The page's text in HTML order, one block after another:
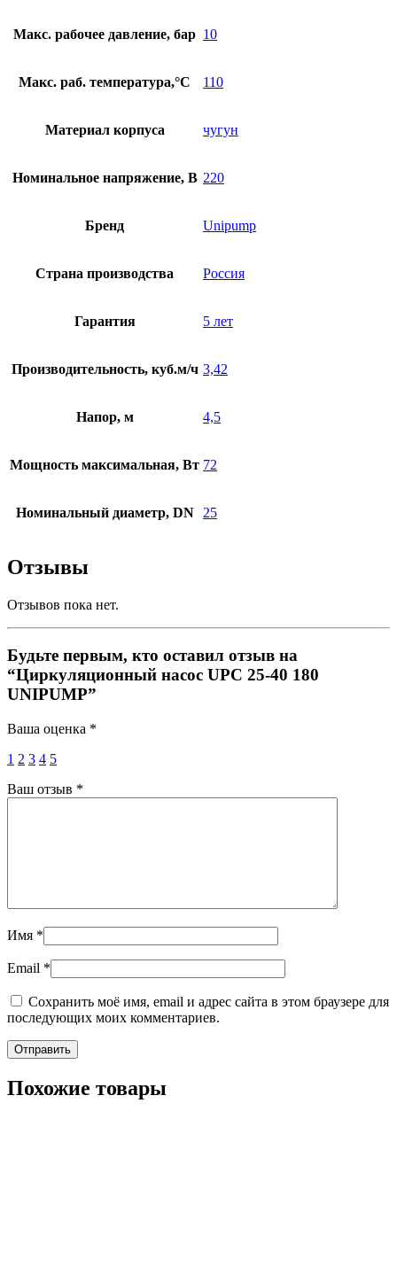
Макс. рабочее давление, бар 10
Макс. раб. температура,°С 110
Материал корпуса чугун
Номинальное напряжение, В 220
Бренд Unipump
Страна производства Россия
Гарантия 5 лет
Производительность, куб.м/ч 3,42
Напор, м 4,5
Мощность максимальная, Вт 72
Номинальный диаметр, DN 25
Отзывы
Отзывов пока нет.
Будьте первым, кто оставил отзыв на
“Циркуляционный насос UPC 25-40 180
UNIPUMP”
Ваша оценка *
1 2 3 4 5
Ваш отзыв *
Имя *
Email *
Сохранить моё имя, email и адрес сайта в этом браузере для
последующих моих комментариев.
Похожие товары